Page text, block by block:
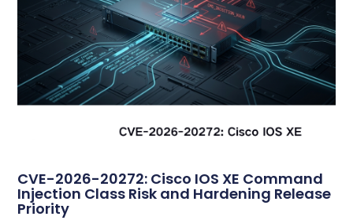
CVE-2026-20272: Cisco IOS XE Command
Injection Class Risk and Hardening Release
Priority